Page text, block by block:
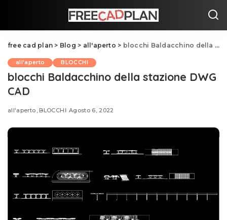
free cad plan > Blog > all'aperto > blocchi Baldacchino della stazione DWG CAD
all'aperto BLOCCHI
blocchi Baldacchino della stazione DWG
CAD
all'aperto BLOCCHI Agosto 6, 2022